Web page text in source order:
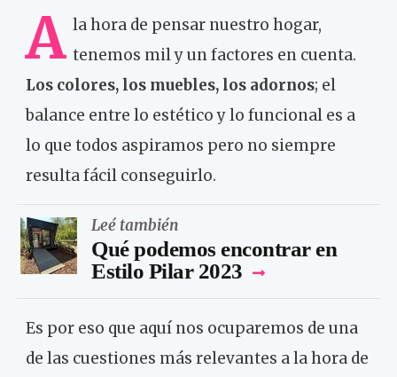
A la hora de pensar nuestro hogar,
tenemos mil y un factores en cuenta.
Los colores, los muebles, los adornos; el
balance entre lo estético y lo funcional es a
lo que todos aspiramos pero no siempre
resulta fácil conseguirlo.
Leé también
Qué podemos encontrar en
Estilo Pilar 2023
Es por eso que aquí nos ocuparemos de una
de las cuestiones más relevantes a la hora de